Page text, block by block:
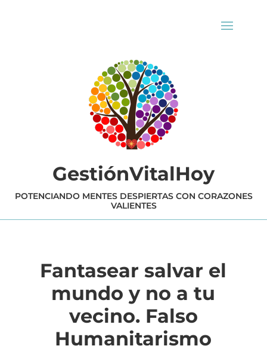
GestiónVitalHoy
POTENCIANDO MENTES DESPIERTAS CON CORAZONES
VALIENTES
Fantasear salvar el
mundo y no a tu
vecino. Falso
Humanitarismo